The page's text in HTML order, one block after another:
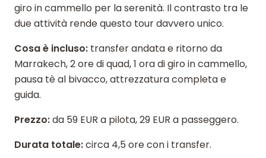
giro in cammello per la serenità. Il contrasto tra le
due attività rende questo tour davvero unico.
Cosa è incluso: transfer andata e ritorno da
Marrakech, 2 ore di quad, 1 ora di giro in cammello,
pausa tè al bivacco, attrezzatura completa e
guida.
Prezzo:da 59 EUR a pilota, 29 EUR a passeggero.
Durata totale:circa 4,5 ore con i transfer.